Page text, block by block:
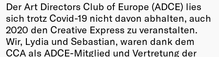
Der Art Directors Club of Europe (ADCE) lies
sich trotz Covid-19 nicht davon abhalten, auch
2020 den Creative Express zu veranstalten.
Wir, Lydia und Sebastian, waren dank dem
CCA als ADCE-Mitglied und Vertretung der